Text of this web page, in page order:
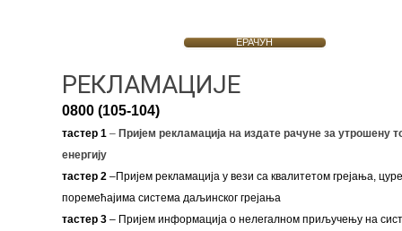
ЕРАЧУН
РЕКЛАМАЦИЈЕ
0800 (105-104)
тастер 1–Пријем рекламација на издате рачуне за утрошену
енергију
тастер 2–Пријем рекламација у вези са квалитетом грејања,
поремећајима система даљинског грејања
тастер 3– Пријем информација о нелегалном приључењу на